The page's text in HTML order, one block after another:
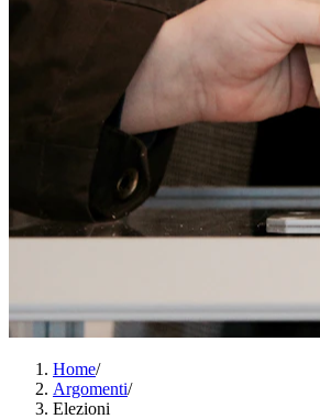
Home/
Argomenti/
Elezioni